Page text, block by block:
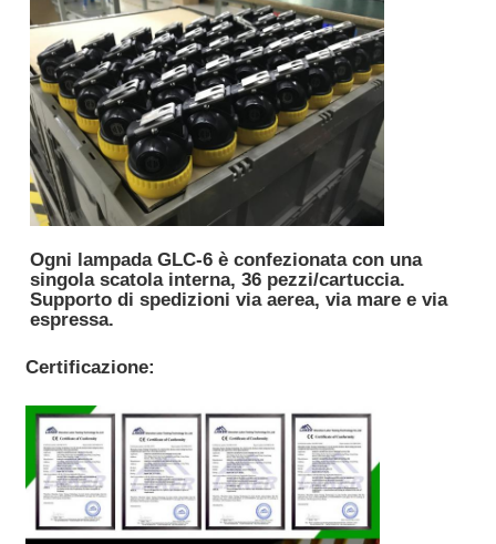
Ogni lampada GLC-6 è confezionata con una
singola scatola interna, 36 pezzi/cartuccia.
Supporto di spedizioni via aerea, via mare e via
espressa.
Certificazione: